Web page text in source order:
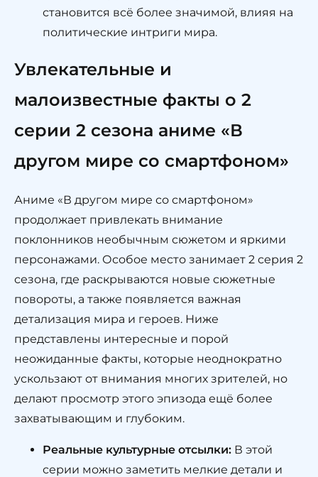
становится всё более значимой, влияя на
политические интриги мира.
Увлекательные и
малоизвестные факты о 2
серии 2 сезона аниме «В
другом мире со смартфоном»
Аниме «В другом мире со смартфоном»
продолжает привлекать внимание
поклонников необычным сюжетом и яркими
персонажами. Особое место занимает 2 серия 2
сезона, где раскрываются новые сюжетные
повороты, а также появляется важная
детализация мира и героев. Ниже
представлены интересные и порой
неожиданные факты, которые неоднократно
ускользают от внимания многих зрителей, но
делают просмотр этого эпизода ещё более
захватывающим и глубоким.
Реальные культурные отсылки: В этой
серии можно заметить мелкие детали и